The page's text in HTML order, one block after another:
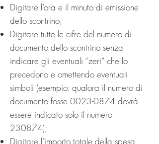
Digitare l’ora e il minuto di emissione
dello scontrino;
Digitare tutte le cifre del numero di
documento dello scontrino senza
indicare gli eventuali “zeri” che lo
precedono e omettendo eventuali
simboli (esempio: qualora il numero di
documento fosse 0023-0874 dovrà
essere indicato solo il numero
230874);
Digitare l’importo totale della spesa